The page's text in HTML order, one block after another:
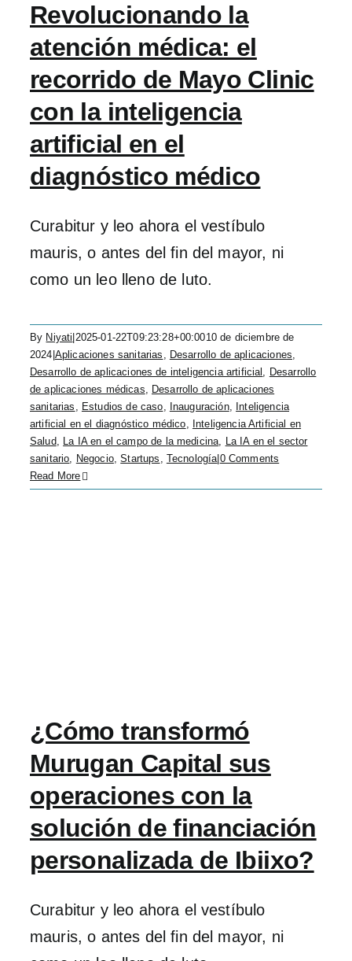
Revolucionando la
atención médica: el
recorrido de Mayo Clinic
con la inteligencia
artificial en el
diagnóstico médico
Curabitur y leo ahora el vestíbulo
mauris, o antes del fin del mayor, ni
como un leo lleno de luto.
By Niyati 2025-01-22T09:23:28+00:0010 de diciembre de
2024 Aplicaciones sanitarias , Desarrollo de aplicaciones,
Desarrollo de aplicaciones de inteligencia artificial , Desarrollo
de aplicaciones médicas, Desarrollo de aplicaciones
sanitarias , Estudios de caso, Inauguración, Inteligencia
artificial en el diagnóstico médico, Inteligencia Artificial en
Salud, La IA en el campo de la medicina, La IA en el sector
sanitario, Negocio,Startups , Tecnología| 0 Comments
Read More
¿Cómo transformó
Murugan Capital sus
operaciones con la
solución de financiación
personalizada de Ibiixo?
Curabitur y leo ahora el vestíbulo
mauris, o antes del fin del mayor, ni